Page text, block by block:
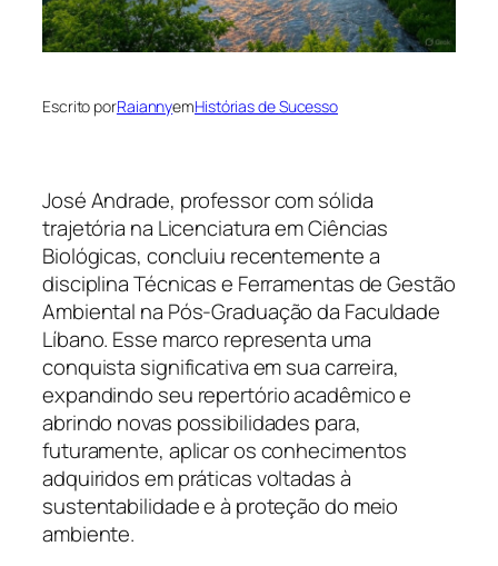
Escrito porRaiannyemHistórias de Sucesso
José Andrade, professor com sólida
trajetória na Licenciatura em Ciências
Biológicas, concluiu recentemente a
disciplina Técnicas e Ferramentas de Gestão
Ambiental na Pós-Graduação da Faculdade
Líbano. Esse marco representa uma
conquista significativa em sua carreira,
expandindo seu repertório acadêmico e
abrindo novas possibilidades para,
futuramente, aplicar os conhecimentos
adquiridos em práticas voltadas à
sustentabilidade e à proteção do meio
ambiente.